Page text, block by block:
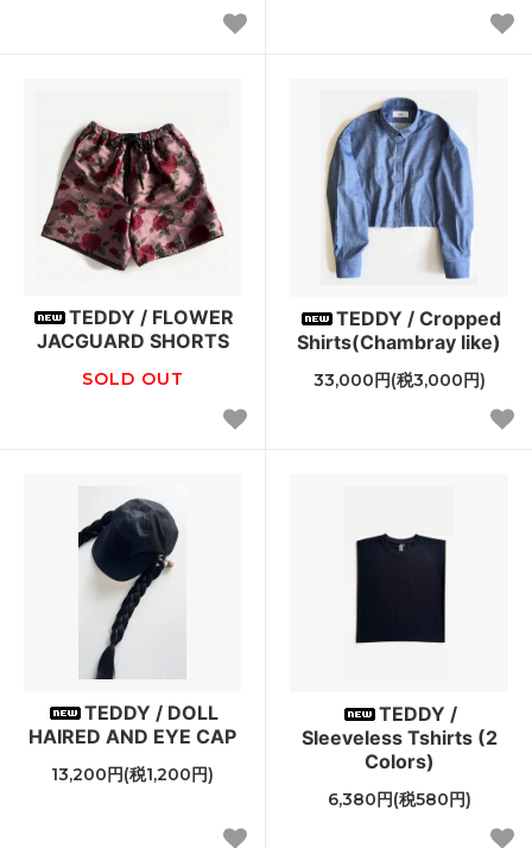
TEDDY / FLOWER
JACGUARD SHORTS
SOLD OUT
TEDDY / Cropped
Shirts(Chambray like)
33,000円(税3,000円)
TEDDY / DOLL
HAIRED AND EYE CAP
13,200円(税1,200円)
TEDDY /
Sleeveless Tshirts (2
Colors)
6,380円(税580円)